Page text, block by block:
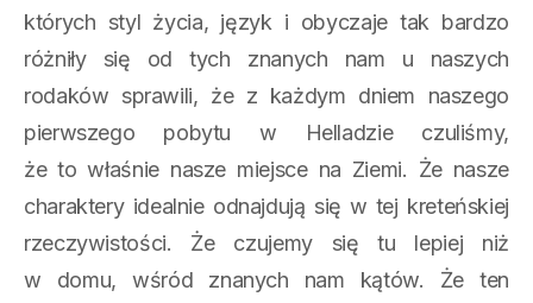
których styl życia, język i obyczaje tak bardzo
różniły się od tych znanych nam u naszych
rodaków sprawili, że z każdym dniem naszego
pierwszego pobytu w Helladzie czuliśmy,
że to właśnie nasze miejsce na Ziemi. Że nasze
charaktery idealnie odnajdują się w tej kreteńskiej
rzeczywistości. Że czujemy się tu lepiej niż
w domu, wśród znanych nam kątów. Że ten